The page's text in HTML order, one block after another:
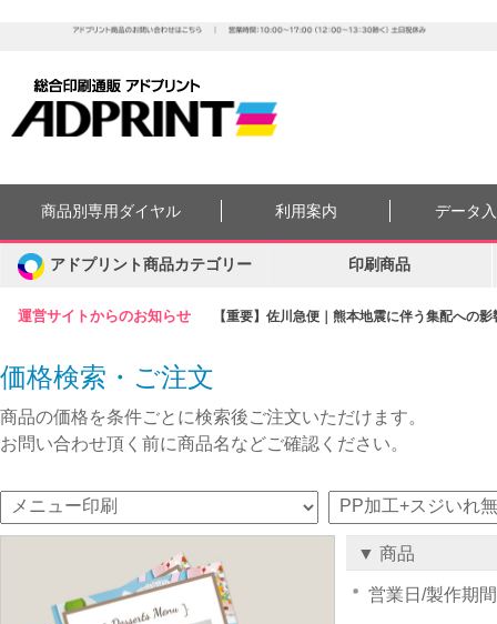
運営サイトからのお知らせ 【重要】佐川急便｜熊本地震に伴う集配への
商品別専用ダイヤル 利用案内 データ
アドプリント商品カテゴリー 印刷商品
価格検索・ご注文
商品の価格を条件ごとに検索後ご注文いただけます。
お問い合わせ頂く前に商品名などご確認ください。
▼ 商品
営業日/製作期間